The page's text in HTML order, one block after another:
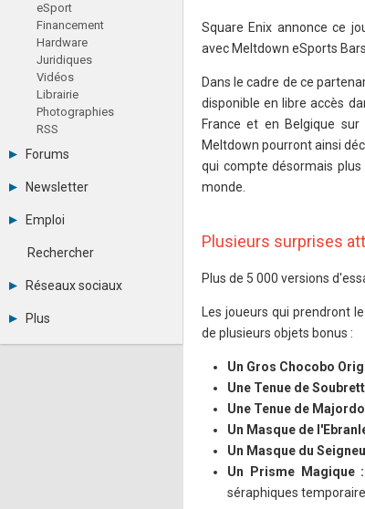
Prestataires (99)
Assoc. / Syndicats (21)
Formations / Ecoles (46)
Presse spécialisée (17)
eSport
Financement
Hardware
Juridiques
Vidéos
Librairie
Photographies
RSS
Forums
Tous les forums
Se connecter
Messages privés
Contacter un modérateur
Newsletter
Archives
Abonnement
Emploi
Consulter les annonces
Observatoire de l'emploi
Rechercher
Réseaux sociaux
LinkedIn
Plus
Annonceurs
Square Enix annonce ce
avec Meltdown eSports
Dans le cadre de ce
disponible en libre accès
France et en Belgique
Meltdown pourront ainsi
qui compte désormais
monde.
Plusieurs surprises
Plus de 5 000 versions
Les joueurs qui prendront
de plusieurs objets bonus :
Un Gros Chocobo
Une Tenue de
Une Tenue de
Un Masque de
Un Masque du
Un Prisme Magique
séraphiques